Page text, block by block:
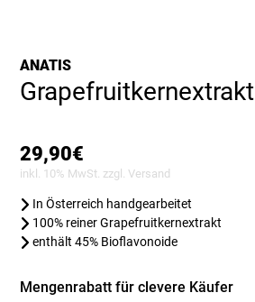
ANATIS
Grapefruitkernextrakt
29,90€
inkl. 10% MwSt. zzgl.Versand
In Österreich handgearbeitet
100% reiner Grapefruitkernextrakt
enthält 45% Bioflavonoide
Mengenrabatt für clevere Käufer